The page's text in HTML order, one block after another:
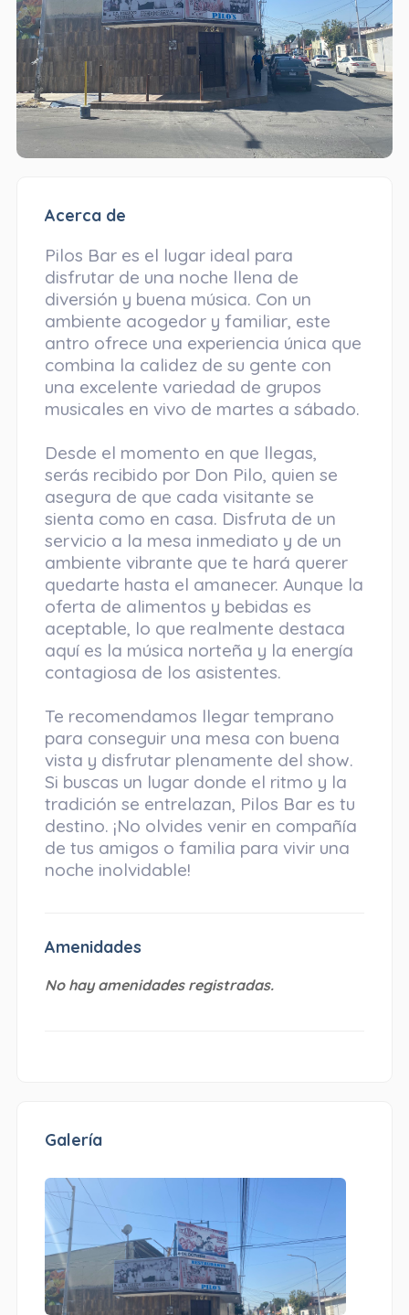
Acerca de
Pilos Bar es el lugar ideal para
disfrutar de una noche llena de
diversión y buena música. Con un
ambiente acogedor y familiar, este
antro ofrece una experiencia única que
combina la calidez de su gente con
una excelente variedad de grupos
musicales en vivo de martes a sábado.
Desde el momento en que llegas,
serás recibido por Don Pilo, quien se
asegura de que cada visitante se
sienta como en casa. Disfruta de un
servicio a la mesa inmediato y de un
ambiente vibrante que te hará querer
quedarte hasta el amanecer. Aunque la
oferta de alimentos y bebidas es
aceptable, lo que realmente destaca
aquí es la música norteña y la energía
contagiosa de los asistentes.
Te recomendamos llegar temprano
para conseguir una mesa con buena
vista y disfrutar plenamente del show.
Si buscas un lugar donde el ritmo y la
tradición se entrelazan, Pilos Bar es tu
destino. ¡No olvides venir en compañía
de tus amigos o familia para vivir una
noche inolvidable!
Amenidades
No hay amenidades registradas.
Galería